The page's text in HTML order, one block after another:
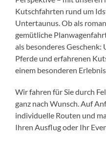
Kutschfahrten rund um
Untertaunus. Ob als
gemütliche
als besonderes
Pferde und erfahrenen
einem besonderen Erlebnis.
Wir fahren für Sie durch
ganz nach Wunsch. Auf
individuelle Routen und
Ihren Ausflug oder Ihr